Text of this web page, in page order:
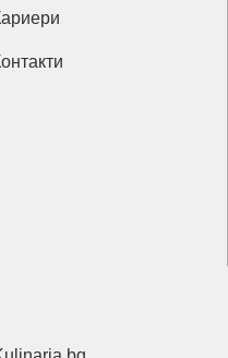
Кариери
Контакти